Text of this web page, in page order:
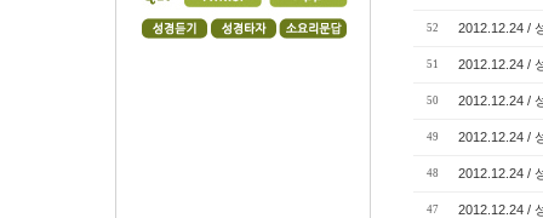
52 2012.12.24 /
51 2012.12.24 /
50 2012.12.24 /
49 2012.12.24 /
48 2012.12.24 /
47 2012.12.24 /